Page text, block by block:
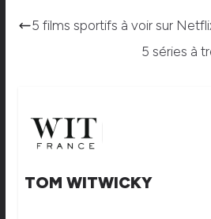
5 films sportifs à voir sur
5 séries à
TOM WITWICKY